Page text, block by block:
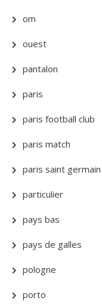
om
ouest
pantalon
paris
paris football club
paris match
paris saint germain
particulier
pays bas
pays de galles
pologne
porto